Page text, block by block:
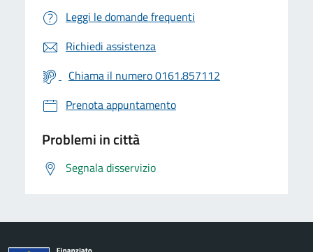
Leggi le domande frequenti
Richiedi assistenza
Chiama il numero 0161.857112
Prenota appuntamento
Problemi in città
Segnala disservizio